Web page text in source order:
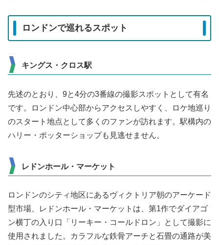
ロンドンで巡れるスポット
キングス・クロス駅
先述のとおり、9と4分の3番線の撮影スポットとして有名
です。ロンドン中心部からアクセスしやすく、ロケ地巡り
のスタート地点として多くのファンが訪れます。駅構内の
ハリー・ポッターショップも見逃せません。
レドンホール・マーケット
ロンドンのシティ地区にあるヴィクトリア朝のアーケード
型市場、レドンホール・マーケットは、第1作でダイアゴ
ン横丁の入り口「リーキー・コールドロン」として撮影に
使用されました。カラフルな鉄骨アーチと石畳の通路が美